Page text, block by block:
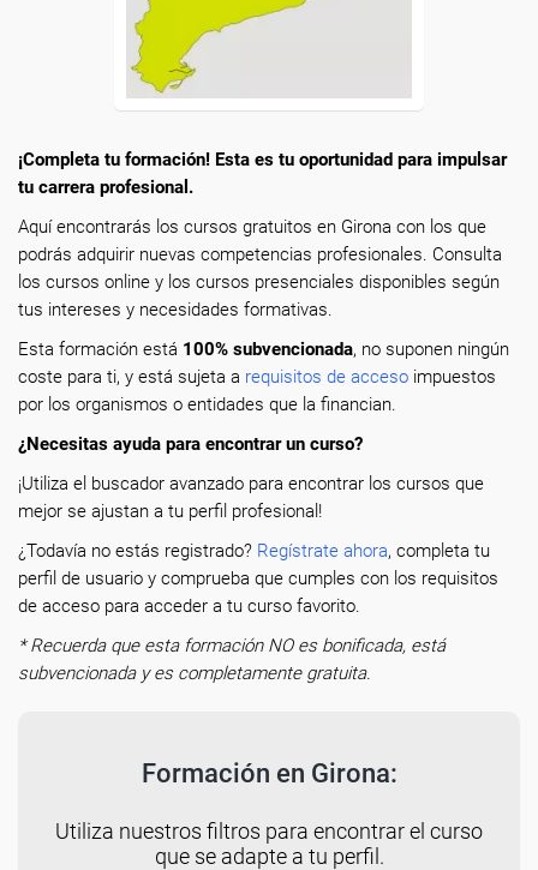
¡Completa tu formación! Esta es tu oportunidad para impulsar
tu carrera profesional.
Aquí encontrarás los cursos gratuitos en Girona con los que
podrás adquirir nuevas competencias profesionales. Consulta
los cursos online y los cursos presenciales disponibles según
tus intereses y necesidades formativas.
Esta formación está 100% subvencionada, no suponen ningún
coste para ti, y está sujeta a requisitos de acceso impuestos
por los organismos o entidades que la financian.
¿Necesitas ayuda para encontrar un curso?
¡Utiliza el buscador avanzado para encontrar los cursos que
mejor se ajustan a tu perfil profesional!
¿Todavía no estás registrado? Regístrate ahora, completa tu
perfil de usuario y comprueba que cumples con los requisitos
de acceso para acceder a tu curso favorito.
* Recuerda que esta formación NO es bonificada, está
subvencionada y es completamente gratuita.
Formación en Girona:
Utiliza nuestros filtros para encontrar el curso
que se adapte a tu perfil.